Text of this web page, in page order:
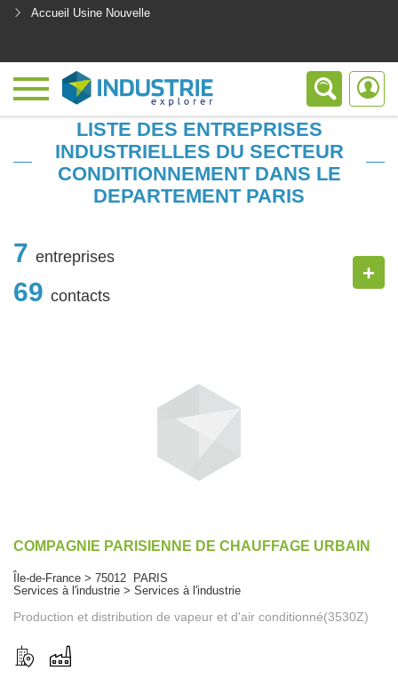
Accueil Usine Nouvelle
LISTE DES ENTREPRISES
INDUSTRIELLES DU SECTEUR
CONDITIONNEMENT DANS LE
DEPARTEMENT PARIS
7 entreprises
69 contacts
+
COMPAGNIE PARISIENNE DE CHAUFFAGE URBAIN
Île-de-France > 75012 PARIS
Services à l'industrie > Services à l'industrie
Production et distribution de vapeur et d'air conditionné(3530Z)